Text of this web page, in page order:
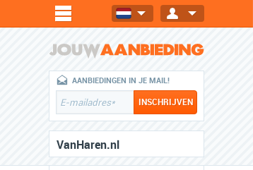
AANBIEDINGEN IN JE MAIL!
VanHaren.nl